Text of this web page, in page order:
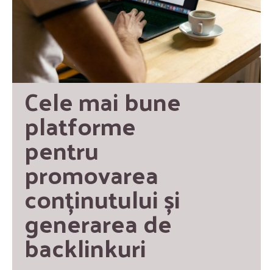
Cele mai bune
platforme
pentru
promovarea
conținutului și
generarea de
backlinkuri